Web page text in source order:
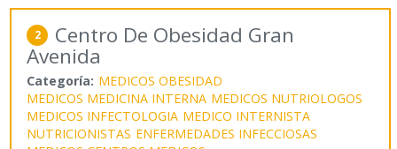
2 Centro De Obesidad Gran
Avenida
Categoría: MEDICOS OBESIDAD
MEDICOS MEDICINA INTERNA MEDICOS NUTRIOLOGOS
MEDICOS INFECTOLOGIA MEDICO INTERNISTA
NUTRICIONISTAS ENFERMEDADES INFECCIOSAS